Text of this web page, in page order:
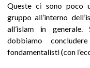
Queste ci sono poco
gruppo all’interno
all’islam in generale.
dobbiamo
fondamentalisti (con